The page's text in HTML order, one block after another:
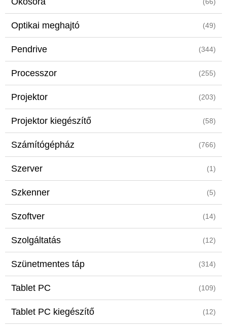
Optikai meghajtó (49)
Pendrive (344)
Processzor (255)
Projektor (203)
Projektor kiegészítő (58)
Számítógépház (766)
Szerver (1)
Szkenner (5)
Szoftver (14)
Szolgáltatás (12)
Szünetmentes táp (314)
Tablet PC (109)
Tablet PC kiegészítő (12)